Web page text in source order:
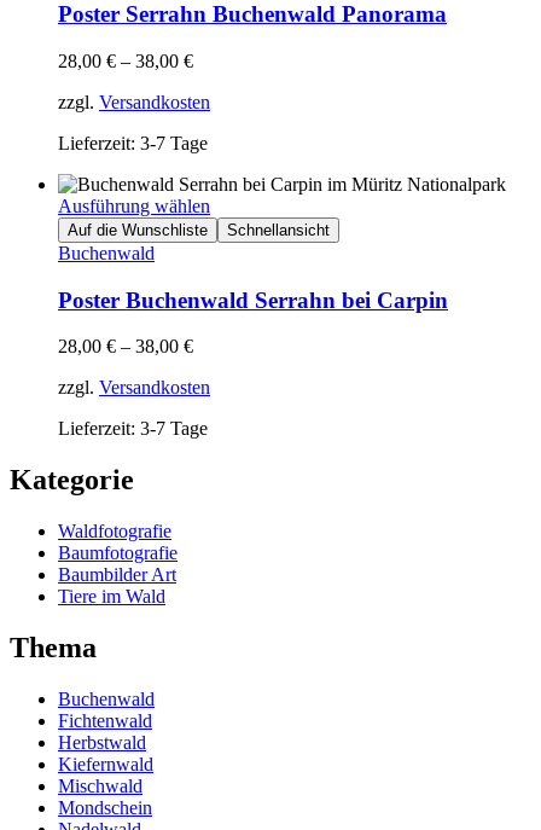
Poster Serrahn Buchenwald Panorama
28,00 € – 38,00 €
zzgl. Versandkosten
Lieferzeit: 3-7 Tage
Ausführung wählen
Auf die Wunschliste Schnellansicht
Buchenwald
Poster Buchenwald Serrahn bei Carpin
28,00 € – 38,00 €
zzgl. Versandkosten
Lieferzeit: 3-7 Tage
Kategorie
Waldfotografie
Baumfotografie
Baumbilder Art
Tiere im Wald
Thema
Buchenwald
Fichtenwald
Herbstwald
Kiefernwald
Mischwald
Mondschein